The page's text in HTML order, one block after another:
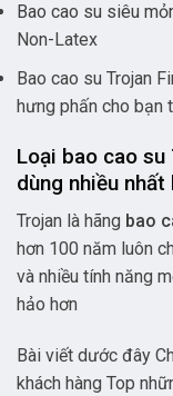
Bao cao su siêu
Non-Latex
Bao cao su Trojan
hưng phấn cho bạn
Loại bao cao
dùng nhiều nhất
Trojan là hãng bao
hơn 100 năm luôn
và nhiều tính năng
hảo hơn
Bài viết dước đây
khách hàng Top